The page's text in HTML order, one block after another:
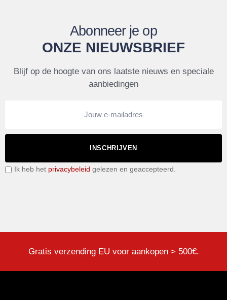
Abonneer je op
ONZE NIEUWSBRIEF
Blijf op de hoogte van ons laatste nieuws en speciale
aanbiedingen
INSCHRIJVEN
Ik heb het privacybeleid gelezen en geaccepteerd.
Gratis verzending EU voor aankopen > 500€.